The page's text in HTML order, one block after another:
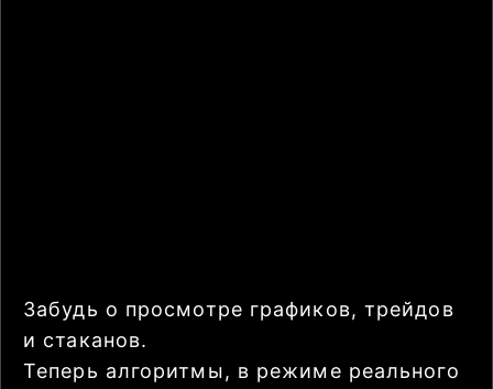
Забудь о просмотре графиков, трейдов
и стаканов.
Теперь алгоритмы, в режиме реального